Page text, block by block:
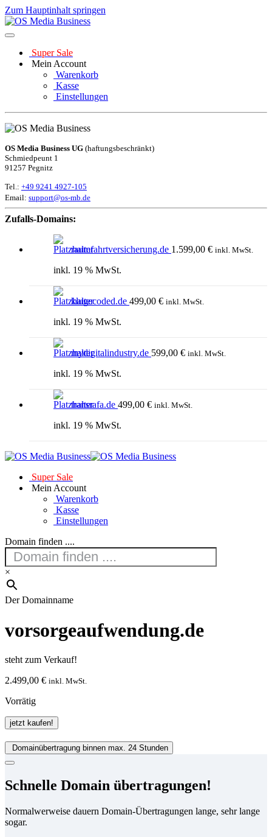
Zum Hauptinhalt springen
Super Sale
Mein Account
Warenkorb
Kasse
Einstellungen
OS Media Business UG (haftungsbeschränkt)
Schmiedpeunt 1
91257 Pegnitz
Tel.: +49 9241 4927-105
Email: support@os-mb.de
Zufalls-Domains:
raumfahrtversicherung.de 1.599,00 € inkl. MwSt.
inkl. 19 % MwSt.
klugecoded.de 499,00 € inkl. MwSt.
inkl. 19 % MwSt.
mydigitalindustry.de 599,00 € inkl. MwSt.
inkl. 19 % MwSt.
transrafa.de 499,00 € inkl. MwSt.
inkl. 19 % MwSt.
Super Sale
Mein Account
Warenkorb
Kasse
Einstellungen
Domain finden ....
×
Der Domainname
vorsorgeaufwendung.de
steht zum Verkauf!
2.499,00 € inkl. MwSt.
Vorrätig
vorsorgeaufwendung.de
Menge
jetzt kaufen!
Domainübertragung binnen max. 24 Stunden
Schnelle Domain übertragungen!
Normalwerweise dauern Domain-Übertragungen lange, sehr lange
sogar.